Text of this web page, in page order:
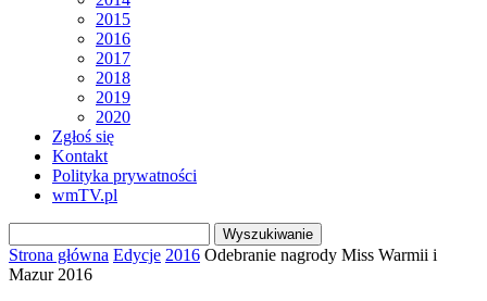
2015
2016
2017
2018
2019
2020
Zgłoś się
Kontakt
Polityka prywatności
wmTV.pl
Strona główna Edycje 2016 Odebranie nagrody Miss Warmii i
Mazur 2016